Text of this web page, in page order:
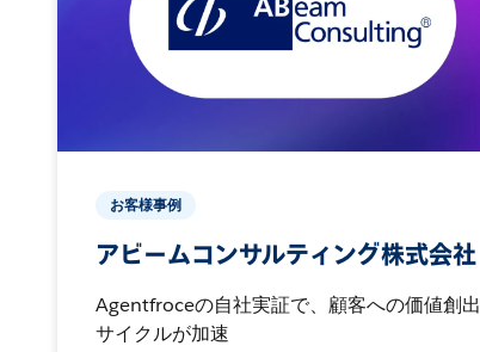
お客様事例
アビームコンサルティング株式会社
Agentfroceの自社実証で、顧客への価値創出
サイクルが加速